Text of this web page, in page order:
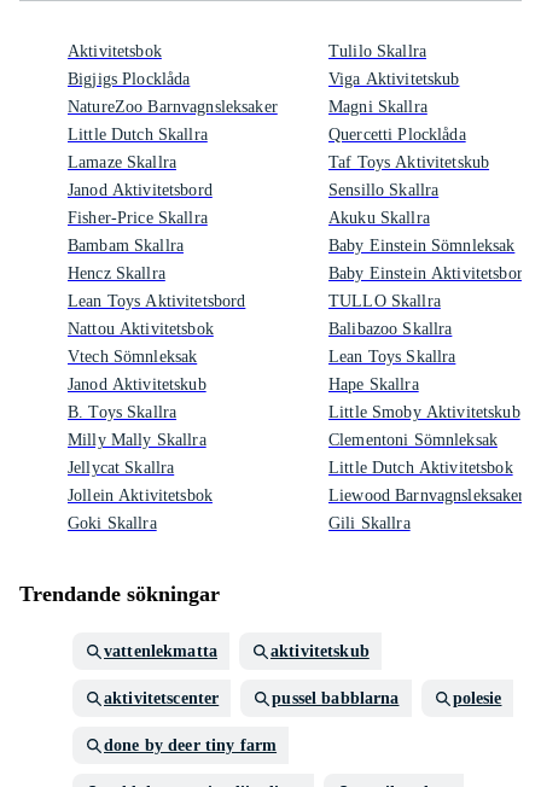
Aktivitetsbok
Bigjigs Plocklåda
NatureZoo Barnvagnsleksaker
Little Dutch Skallra
Lamaze Skallra
Janod Aktivitetsbord
Fisher-Price Skallra
Bambam Skallra
Hencz Skallra
Lean Toys Aktivitetsbord
Nattou Aktivitetsbok
Vtech Sömnleksak
Janod Aktivitetskub
B. Toys Skallra
Milly Mally Skallra
Jellycat Skallra
Jollein Aktivitetsbok
Goki Skallra
Tulilo Skallra
Viga Aktivitetskub
Magni Skallra
Quercetti Plocklåda
Taf Toys Aktivitetskub
Sensillo Skallra
Akuku Skallra
Baby Einstein Sömnleksak
Baby Einstein Aktivitetsbord
TULLO Skallra
Balibazoo Skallra
Lean Toys Skallra
Hape Skallra
Little Smoby Aktivitetskub
Clementoni Sömnleksak
Little Dutch Aktivitetsbok
Liewood Barnvagnsleksaker
Gili Skallra
Trendande sökningar
vattenlekmatta aktivitetskub
aktivitetscenter pussel babblarna polesie
done by deer tiny farm